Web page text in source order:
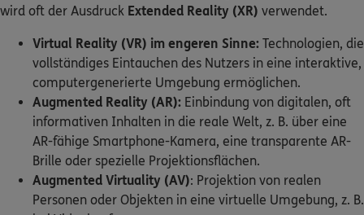
wird oft der Ausdruck Extended Reality (XR) verwendet.
Virtual Reality (VR) im engeren Sinne: Technologien, die
vollständiges Eintauchen des Nutzers in eine interaktive,
computergenerierte Umgebung ermöglichen.
Augmented Reality (AR): Einbindung von digitalen, oft
informativen Inhalten in die reale Welt, z. B. über eine
AR-fähige Smartphone-Kamera, eine transparente AR-
Brille oder spezielle Projektionsflächen.
Augmented Virtuality (AV): Projektion von realen
Personen oder Objekten in eine virtuelle Umgebung, z. B.